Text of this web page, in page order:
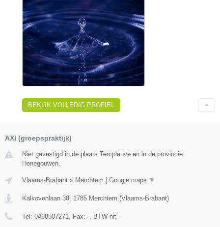
BEKIJK VOLLEDIG PROFIEL
AXI (groepspraktijk)
Niet gevestigd in de plaats Templeuve en in de provincie
Henegouwen.
Vlaams-Brabant » Merchtem | Google maps ▼
Kalkovenlaan 38 1785 Merchtem (Vlaams-Brabant)
Tel: 0468507271 , Fax: - , BTW-nr: -